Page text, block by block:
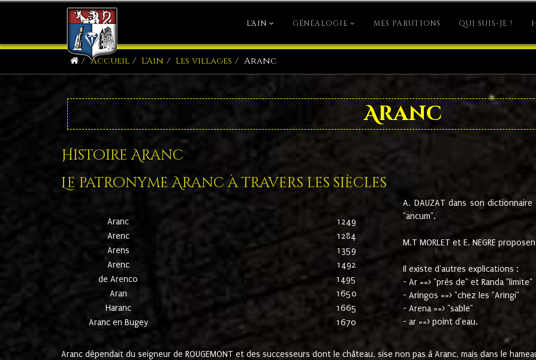
L'AIN GÉNÉALOGIE MES PARUTIONS QUI SUIS-JE ?
Accueil L'Ain Les villages Aranc
Aranc
Histoire Aranc
Le patronyme Aranc à travers les siècles
Aranc
1249
Arenc
1284
Arens
1359
Arenc
1492
de Arenco
1495
Aran
1650
Haranc
1665
Aranc en Bugey
1670
A. DAUZAT dans son
"ancum".
M.T MORLET et E. NEGRE
Il existe d'autres explications :
- Ar ==> "près de" et Randa "limite"
- Aringos ==> "chez les "Aringi"
- Arena ==> "sable"
- ar ==> point d'eau.
Aranc dépendait du seigneur de ROUGEMONT et des successeurs dont le château, sise non pas à Aranc, mais dans le